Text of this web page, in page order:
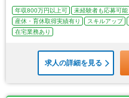
年収800万円以上可 未経験者も応募可能
産休・育休取得実績有り
スキルアップ
在宅業務あり
求人の詳細を見る